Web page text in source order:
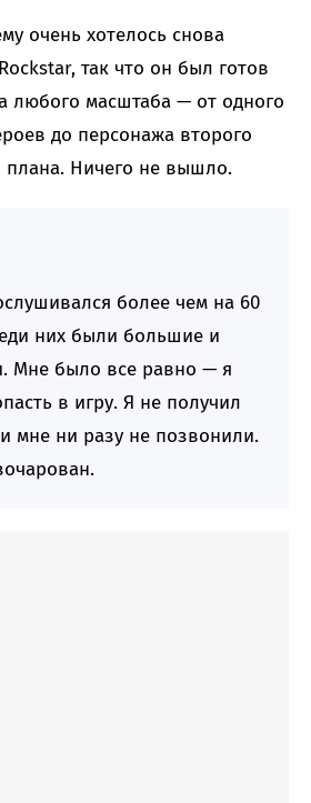
очень хотелось снова
так что он был готов
любого масштаба — от одного
до персонажа второго
плана. Ничего не вышло.
более чем на 60
них были большие и
Мне было все равно — я
в игру. Я не получил
мне ни разу не позвонили.